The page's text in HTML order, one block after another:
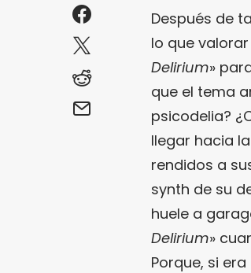
Después de
lo que
Delirium»
que el tema
psicodelia?
llegar hacia
rendidos a
synth de su
huele a
Delirium»
Porque, si